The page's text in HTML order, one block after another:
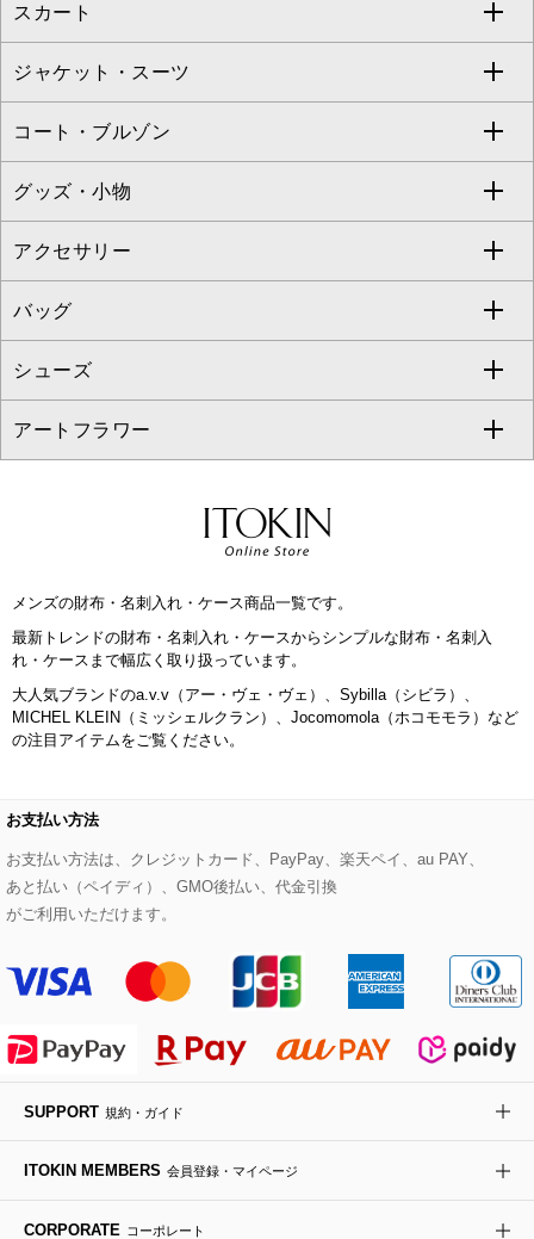
MK MICHEL KLEIN BAG
HIROKO KOSHINO
re:edition project 165
HIROKO BIS
HIROKO BIS GRANDE
ブラウス・シャツ
ニット・セーター
カーディガン
アンサンブルセット
ベスト・ジレ
パーカー
タンクトップ・キャミソール
スウェット・ジャージー
ワンピース
ドレス
チュニック
ジャンパースカート
その他のワンピース・ドレス
すべてのパンツ
フルレングスパンツ
クロップド・半端丈パンツ
ガウチョ・ワイドパンツ
ハーフ・ショート丈パンツ
サロペット・オールインワン
その他のパンツ
スカート
すべてのスカート
ロング・マキシ丈スカート
ひざ丈スカート
ミモレ丈スカート
ショート・ミニ丈スカート
その他のスカート
ジャケット・スーツ
すべてのジャケット・スーツ
テーラードジャケット
ノーカラージャケット
セットアップ
セットアップジャケット
セットアップパンツ
セットアップワンピース
その他のジャケット・スーツ
コート・ブルゾン
すべてのコート・ブルゾン
トレンチコート
ピーコート
ダッフルコート
チェスターコート
ノーカラーコート
ライダースジャケット
デニムジャケット
その他のコート・ブルゾン
グッズ・小物
すべてのグッズ・小物
マスク
ストール・マフラー・スヌード
ベルト・サスペンダー
財布・名刺入れ・ケース
ハンカチ・バンダナ
手袋
ネクタイ
ポーチ
傘・日傘
レッグウェア
時計
その他のグッズ・小物
アクセサリー
すべてのアクセサリー
ネックレス
ピアス・イヤリング
ブローチ・コサージュ
その他のアクセサリー
バッグ
すべてのバッグ
トートバッグ
クラッチバッグ
バックパック・リュック
ボディバッグ・メッセンジャーバッグ
ビジネスバッグ
その他のバッグ
シューズ
すべてのシューズ
ブーツ・ブーティー
フラットシューズ
ローファー
サンダル・ミュール
その他のシューズ
アートフラワー
オーキッド・胡蝶蘭
カサブランカ・カラー
ラナンキュラス
グリーン
その他のアートフラワー
メンズの財布・名刺入れ・ケース商品一覧です。
最新トレンドの財布・名刺入れ・ケースからシンプルな財布・名刺入
れ・ケースまで幅広く取り扱っています。
大人気ブランドのa.v.v（アー・ヴェ・ヴェ）、Sybilla（シビラ）、
MICHEL KLEIN（ミッシェルクラン）、Jocomomola（ホコモモラ）など
の注目アイテムをご覧ください。
お支払い方法
お支払い方法は、クレジットカード、PayPay、楽天ペイ、au PAY、
あと払い（ペイディ）、GMO後払い、代金引換
がご利用いただけます。
SUPPORT 規約・ガイド
ITOKIN MEMBERS 会員登録・マイページ
CORPORATE コーポレート